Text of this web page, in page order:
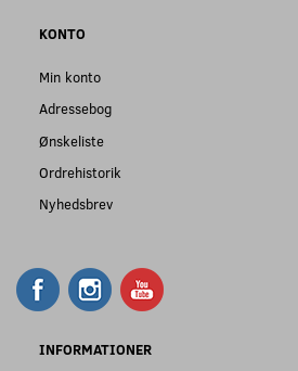
KONTO
Min konto
Adressebog
Ønskeliste
Ordrehistorik
Nyhedsbrev
INFORMATIONER